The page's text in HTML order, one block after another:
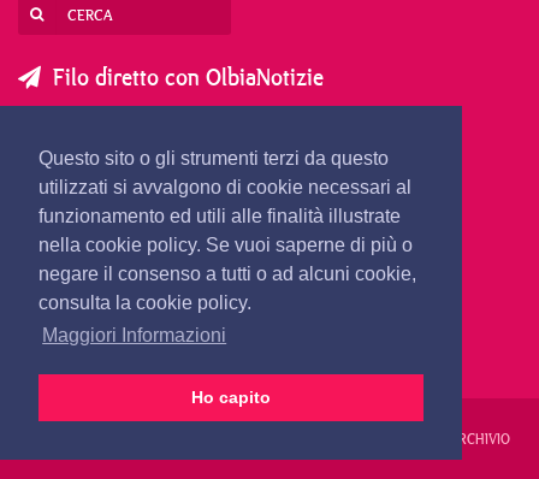
Questo sito o gli strumenti terzi da questo
utilizzati si avvalgono di cookie necessari al
funzionamento ed utili alle finalità illustrate
nella cookie policy. Se vuoi saperne di più o
negare il consenso a tutti o ad alcuni cookie,
consulta la cookie policy.
Maggiori Informazioni
Ho capito
Filo diretto con OlbiaNotizie
SEGNALA UNA NOTIZIA
SEGNALA UN EVENTO
redazione@olbianotizie.it
ARCHIVIO